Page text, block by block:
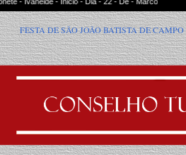
DE CAMPO REDONDO-RN NO SÍTIO